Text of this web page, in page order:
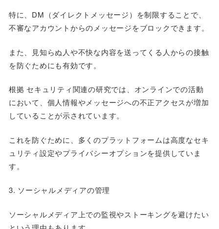
特に、DM（ダイレクトメッセージ）を制限することで、
不審なアカウントからのメッセージをブロックできます。
また、見知らぬ人や不快な内容を送ってくる人からの接触
を防ぐためにも有効です。
根拠 セキュリティ関連の研究では、オンラインでの活動
において、個人情報やメッセージへの不正アクセスが増加
していることが示されています。
これを防ぐために、多くのプラットフォームは高度なセキ
ュリティ設定やプライバシーオプションを提供していま
す。
3. ソーシャルメディアの管理
ソーシャルメディア上での監視やストーキングを避けたい